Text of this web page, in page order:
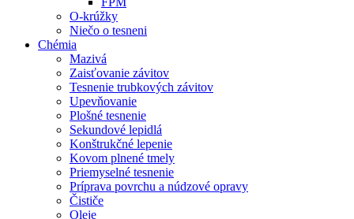
O-krúžky
Niečo o tesneni
Chémia
Mazivá
Zaisťovanie závitov
Tesnenie trubkových závitov
Upevňovanie
Plošné tesnenie
Sekundové lepidlá
Konštrukčné lepenie
Kovom plnené tmely
Priemyselné tesnenie
Príprava povrchu a núdzové opravy
Čističe
Oleje